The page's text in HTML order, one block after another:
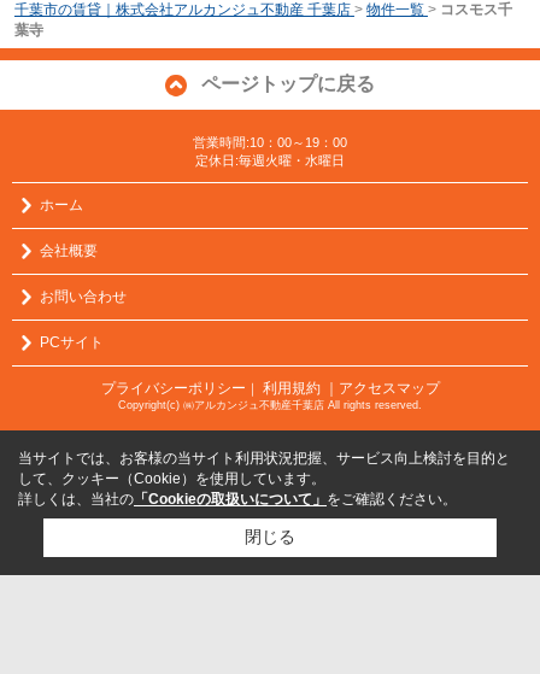
千葉市の賃貸｜株式会社アルカンジュ不動産 千葉店 > 物件一覧 > コスモス千
葉寺
ページトップに戻る
営業時間:10：00～19：00
定休日:毎週火曜・水曜日
ホーム
会社概要
お問い合わせ
PCサイト
プライバシーポリシー 利用規約 ｜アクセスマップ
Copyright(c) ㈱アルカンジュ不動産千葉店 All rights reserved.
当サイトでは、お客様の当サイト利用状況把握、サービス向上検討を目的と
して、クッキー（Cookie）を使用しています。
詳しくは、当社の 「Cookieの取扱いについて」 をご確認ください。
閉じる